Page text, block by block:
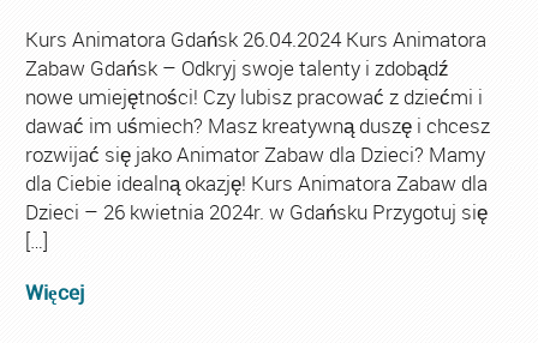
Kurs Animatora Gdańsk 26.04.2024 Kurs Animatora
Zabaw Gdańsk – Odkryj swoje talenty i zdobądź
nowe umiejętności! Czy lubisz pracować z dziećmi i
dawać im uśmiech? Masz kreatywną duszę i chcesz
rozwijać się jako Animator Zabaw dla Dzieci? Mamy
dla Ciebie idealną okazję! Kurs Animatora Zabaw dla
Dzieci – 26 kwietnia 2024r. w Gdańsku Przygotuj się
[…]
Więcej